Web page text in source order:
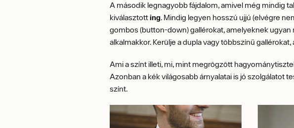
A második legnagyobb fájdalom, amivel még mindig
kiválasztotting. Mindig legyen hosszú ujjú (elvégre
gombos (button-down) gallérokat, amelyeknek
alkalmakkor. Kerülje a dupla vagy többszínű
Ami a színt illeti, mi, mint megrögzött
Azonban a kék világosabb árnyalatai is jó szolgálatot
színt.